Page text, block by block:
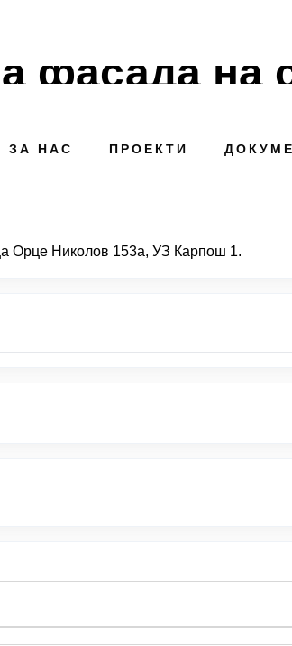
ЗА НАС ПРОЕКТИ
фасада на
Орце Николов 153а, УЗ Карпош 1.